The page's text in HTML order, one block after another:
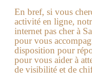
En bref, si vous
activité en ligne,
internet pas cher à
pour vous
disposition pour
pour vous aider à
de visibilité et de